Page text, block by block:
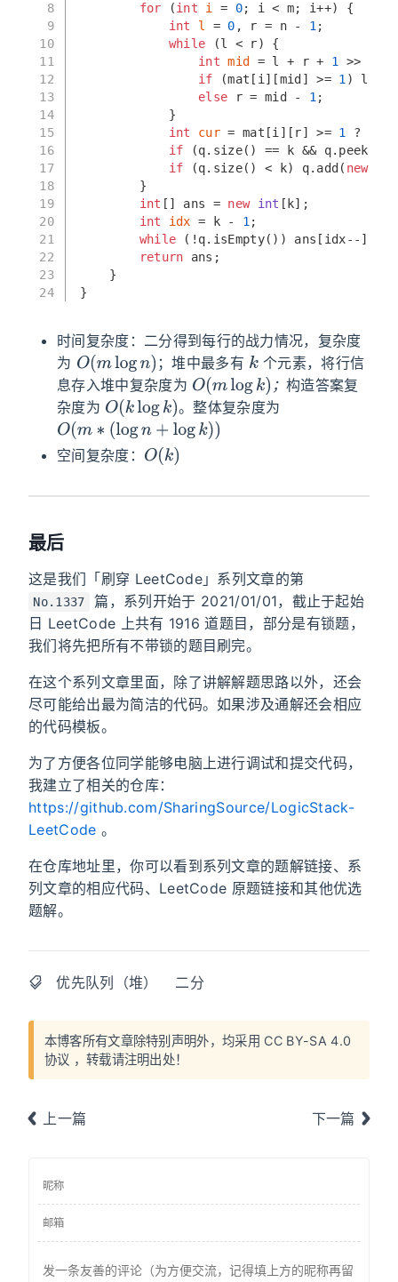
8
9
10
11
12
13
14
15
16
17
18
19
20
21
22
23
24
for (int i = 0; i < m; i++) {
int
l = 0 , r = n - 1 ;
while (l < r) {
int mid = l + r + 1 >>
if (mat[i][mid] >= 1 ) l =
else r = mid - 1 ;
            }
int
cur = mat[i][r] >= 1 ? r +
if (q.size() == k && q.peek()[
if (q.size() < k) q.add( new
        }
int [] ans = new int [k];
int
idx = k - 1 ;
while (!q.isEmpty()) ans[idx--] =
return ans;
    }
}
时间复杂度：二分得到每行的战力情况，复杂度
为 O(mlogn) ；堆中最多有 k个元素，将行信
息存入堆中复杂度为
；
O(mlogk)；
构造答案复
杂度为 O(klogk )
。整体复杂度为
O(m∗ (logn+logk ))
空间复杂度： O(k)
最后
这是我们「刷穿 LeetCode」系列文章的第
No.1337
篇，系列开始于 2021/01/01，截止于起始
日 LeetCode 上共有 1916 道题目，部分是有锁题，
我们将先把所有不带锁的题目刷完。
在这个系列文章里面，除了讲解解题思路以外，还会
尽可能给出最为简洁的代码。如果涉及通解还会相应
的代码模板。
为了方便各位同学能够电脑上进行调试和提交代码，
我建立了相关的仓库：
https://github.com/SharingSource/LogicStack-
LeetCode 。
在仓库地址里，你可以看到系列文章的题解链接、系
列文章的相应代码、LeetCode 原题链接和其他优选
题解。
优先队列（堆） 二分
本博客所有文章除特别声明外，均采用 CC BY-SA 4.0
协议 ，转载请注明出处！
上一篇 下一篇